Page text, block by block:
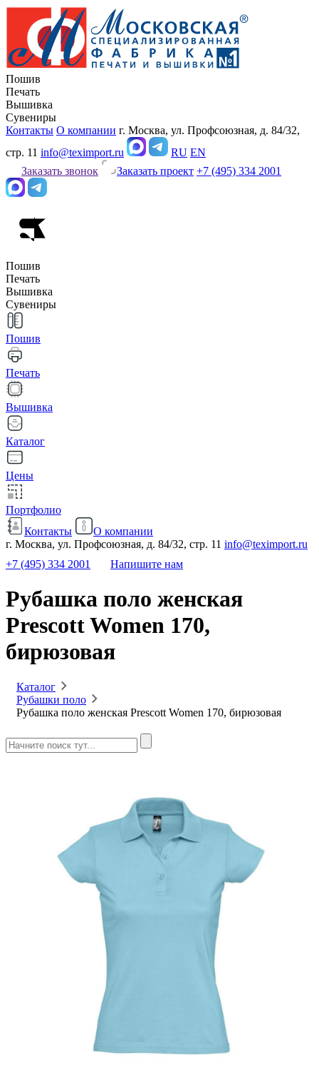
Пошив
Печать
Вышивка
Сувениры
Контакты О компании г. Москва, ул. Профсоюзная, д. 84/32,
стр. 11 info@teximport.ru RU EN
Заказать звонок
Заказать проект +7 (495) 334 2001
Пошив
Печать
Вышивка
Сувениры
Пошив
Печать
Вышивка
Каталог
Цены
Портфолио
Контакты
О компании
г. Москва, ул. Профсоюзная, д. 84/32, стр. 11 info@teximport.ru
+7 (495) 334 2001
Напишите нам
Рубашка поло женская
Prescott Women 170,
бирюзовая
Каталог
Рубашки поло
Рубашка поло женская Prescott Women 170, бирюзовая